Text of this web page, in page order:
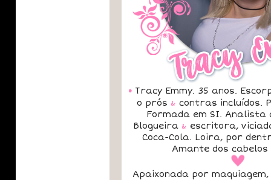
• Tracy Emmy. 35 anos.
o prós & contras incluídos.
Formada em SI. Analista
Blogueira & escritora,
Coca-Cola. Loira, por
Amante dos
a
Apaixonada por maquiagem,